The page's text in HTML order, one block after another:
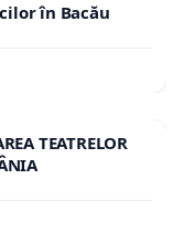
în Bacău
TEATRELOR